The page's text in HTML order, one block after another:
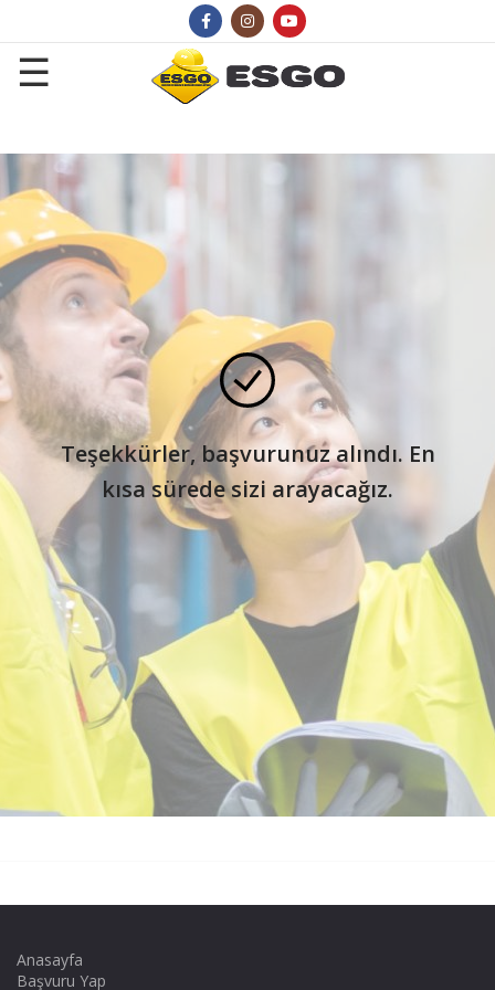
Teşekkürler, başvurunuz alındı. En
kısa sürede sizi arayacağız.
Anasayfa
Başvuru Yap